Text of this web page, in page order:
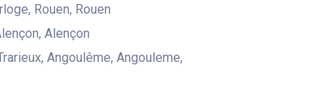
Rouen, Rouen
Alençon
Angoulême, Angouleme,